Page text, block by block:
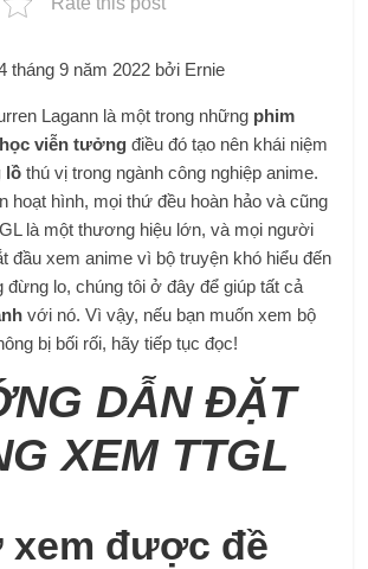
tháng 9 năm 2022 bởi Ernie
Lagann là một trong những phim
viễn tưởng điều đó tạo nên khái niệm
lồ thú vị trong ngành công nghiệp anime.
hoạt hình, mọi thứ đều hoàn hảo và cũng
là một thương hiệu lớn, và mọi người
đầu xem anime vì bộ truyện khó hiểu đến
lo, chúng tôi ở đây để giúp tất cả
với nó. Vì vậy, nếu bạn muốn xem bộ
bị bối rối, hãy tiếp tục đọc!
DẪN ĐẶT
XEM TTGL
được đề